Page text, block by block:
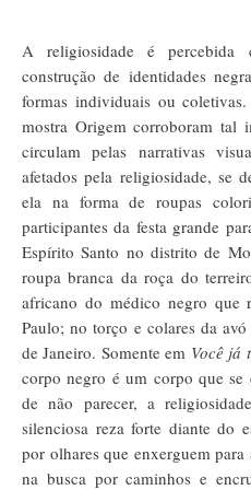
A religiosidade é percebida
construção de identidades
formas individuais ou
mostra Origem corroboram tal
circulam pelas narrativas
afetados pela religiosidade, se
ela na forma de roupas
participantes da festa grande
Espírito Santo no distrito de
roupa branca da roça do
africano do médico negro que
Paulo; no torço e colares da
de Janeiro. Somente em Você já
corpo negro é um corpo que se
de não parecer, a
silenciosa reza forte diante do
por olhares que enxerguem
na busca por caminhos e